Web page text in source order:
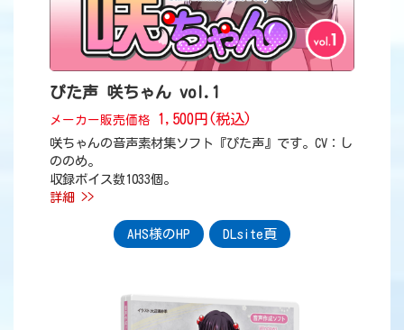
ぴた声 咲ちゃん vol.1
メーカー販売価格 1,500円(税込)
咲ちゃんの音声素材集ソフト『ぴた声』です。CV：し
ののめ。
収録ボイス数1033個。
詳細 >>
AHS様のHP DLsite頁